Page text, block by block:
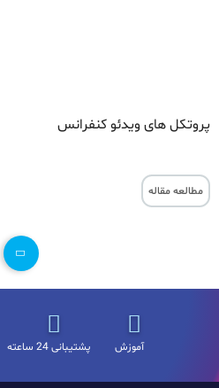
پروتکل های ویدئو کنفرانس
مطالعه مقاله
آموزش پشتیبانی 24 ساعته